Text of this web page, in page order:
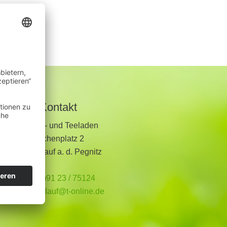
Kontakt
Kräuter- und Teeladen
Kirchenplatz 2
91207 Lauf a. d. Pegnitz
+49 (0)91 23 / 75124
teeladen.lauf@t-online.de